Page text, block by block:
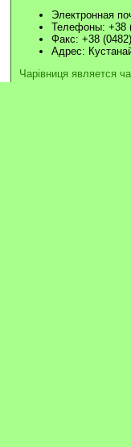
Электронная
Телефоны: +38
Факс: +38 (0482)
Адрес:
Чарівниця является